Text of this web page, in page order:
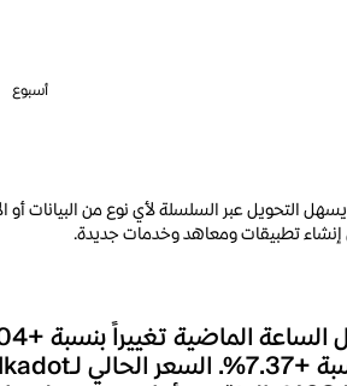
أسبوع
التحويل عبر السلسلة لأي نوع من